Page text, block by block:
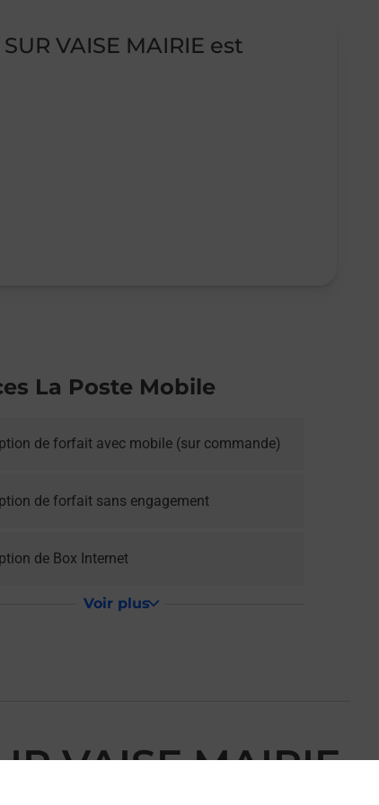
VAISE MAIRIE est
La Poste Mobile
de forfait avec mobile (sur commande)
de forfait sans engagement
de Box Internet
Voir plus
VAISE MAIRIE